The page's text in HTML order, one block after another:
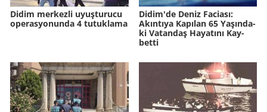
Didim merkezli uyuşturucu
operasyonunda 4 tutuklama
Didim'de Deniz Fa­ci­ası:
Akın­tı­ya Ka­pı­lan 65 Ya­şın­da­
ki Va­tan­daş Ha­ya­tı­nı Kay­
bet­ti